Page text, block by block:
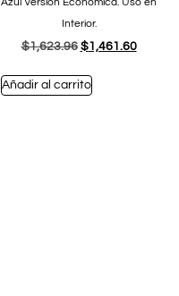
Azul Versión Económica. Uso en
Interior.
$1,623.96 $1,461.60
Añadir al carrito